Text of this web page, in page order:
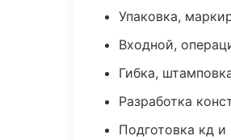
Упаковка,
Входной,
Гибка,
Разработка
Подготовка кд